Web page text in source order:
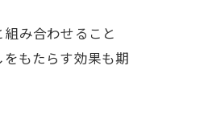
み合わせること
もたらす効果も期